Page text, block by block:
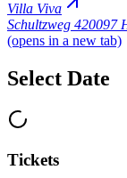
Villa Viva
Schultzweg 420097
(opens in a new tab)
Select Date
Tickets